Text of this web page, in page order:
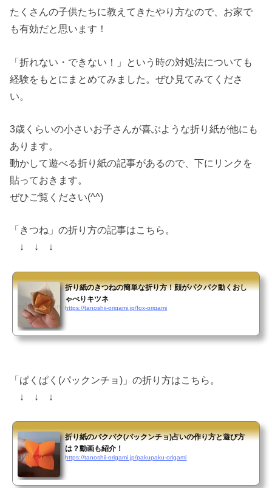
たくさんの子供たちに教えてきたやり方なので、お家で
も有効だと思います！
「折れない・できない！」という時の対処法についても
経験をもとにまとめてみました。ぜひ見てみてくださ
い。
3歳くらいの小さいお子さんが喜ぶような折り紙が他にも
あります。
動かして遊べる折り紙の記事があるので、下にリンクを
貼っておきます。
ぜひご覧ください(^^)
「きつね」の折り方の記事はこちら。
↓ ↓ ↓
折り紙のきつねの簡単な折り方！顔がパクパク動くおし
ゃべりキツネ
https://tanoshii-origami.jp/fox-origami
「ぱくぱく(パックンチョ)」の折り方はこちら。
↓ ↓ ↓
折り紙のパクパク(パックンチョ)占いの作り方と遊び方
は？動画も紹介！
https://tanoshii-origami.jp/pakupaku-origami